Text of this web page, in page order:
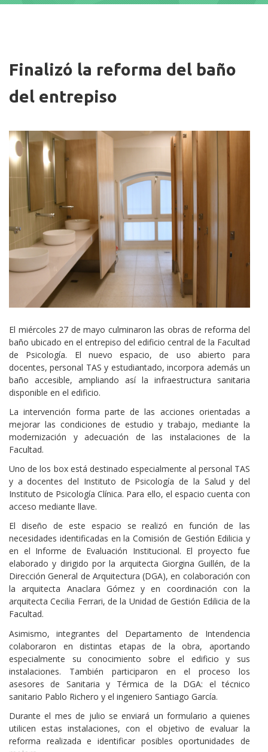
Finalizó la reforma del baño
del entrepiso
Cuerpo
El miércoles 27 de mayo culminaron las obras de reforma del
baño ubicado en el entrepiso del edificio central de la Facultad
de Psicología. El nuevo espacio, de uso abierto para
docentes, personal TAS y estudiantado, incorpora además un
baño accesible, ampliando así la infraestructura sanitaria
disponible en el edificio.
La intervención forma parte de las acciones orientadas a
mejorar las condiciones de estudio y trabajo, mediante la
modernización y adecuación de las instalaciones de la
Facultad.
Uno de los box está destinado especialmente al personal TAS
y a docentes del Instituto de Psicología de la Salud y del
Instituto de Psicología Clínica. Para ello, el espacio cuenta con
acceso mediante llave.
El diseño de este espacio se realizó en función de las
necesidades identificadas en la Comisión de Gestión Edilicia y
en el Informe de Evaluación Institucional. El proyecto fue
elaborado y dirigido por la arquitecta Giorgina Guillén, de la
Dirección General de Arquitectura (DGA), en colaboración con
la arquitecta Anaclara Gómez y en coordinación con la
arquitecta Cecilia Ferrari, de la Unidad de Gestión Edilicia de la
Facultad.
Asimismo, integrantes del Departamento de Intendencia
colaboraron en distintas etapas de la obra, aportando
especialmente su conocimiento sobre el edificio y sus
instalaciones. También participaron en el proceso los
asesores de Sanitaria y Térmica de la DGA: el técnico
sanitario Pablo Richero y el ingeniero Santiago García.
Durante el mes de julio se enviará un formulario a quienes
utilicen estas instalaciones, con el objetivo de evaluar la
reforma realizada e identificar posibles oportunidades de